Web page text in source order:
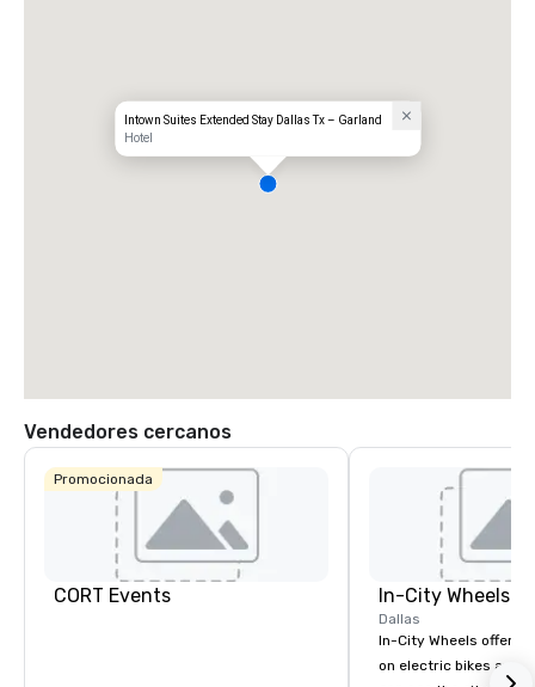
Intown Suites Extended Stay Dallas Tx – Garland
Hotel
Vendedores cercanos
Promocionada
CORT Events In-City Wheels
Dallas
In-City Wheels offers
on electric bikes and